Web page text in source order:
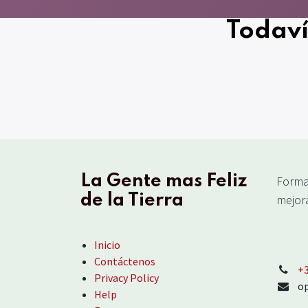
La Gente mas Feliz
de la Tierra
Inicio
Contáctenos
Privacy Policy
Help